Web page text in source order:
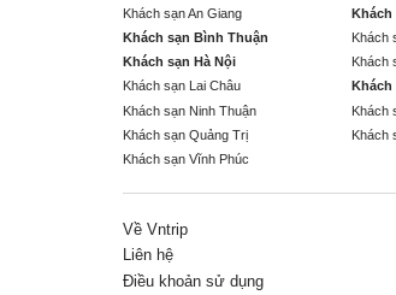
Khách sạn An Giang Khách
Khách sạn Bình Thuận
Khách
Khách sạn Hà Nội
Khách
Khách sạn Lai Châu
Khách sạn Ninh Thuận
Khách
Khách sạn Quảng Trị
Khách
Khách sạn Vĩnh Phúc
Về Vntrip
Liên hệ
Điều khoản sử dụng